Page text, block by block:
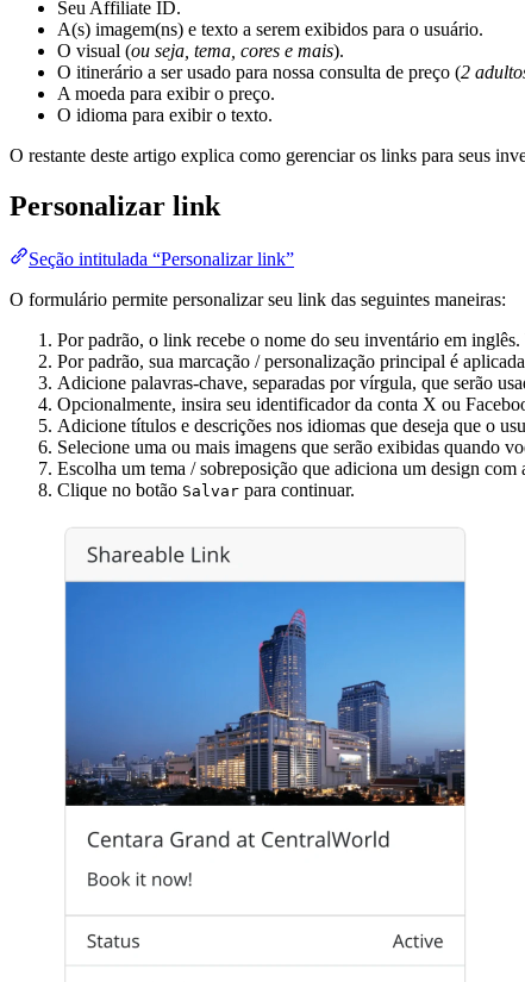
Seu Affiliate ID.
A(s) imagem(ns) e texto a serem exibidos para o usuário.
O visual (ou seja, tema, cores e mais).
O itinerário a ser usado para nossa consulta de preço (2
A moeda para exibir o preço.
O idioma para exibir o texto.
O restante deste artigo explica como gerenciar os links para seus
Personalizar link
Seção intitulada “Personalizar link”
O formulário permite personalizar seu link das seguintes maneiras:
Por padrão, o link recebe o nome do seu inventário em
Por padrão, sua marcação / personalização principal é
Adicione palavras-chave, separadas por vírgula, que serão
Opcionalmente, insira seu identificador da conta X ou
Adicione títulos e descrições nos idiomas que deseja que o
Selecione uma ou mais imagens que serão exibidas quando
Escolha um tema / sobreposição que adiciona um design com
Clique no botão Salvar para continuar.